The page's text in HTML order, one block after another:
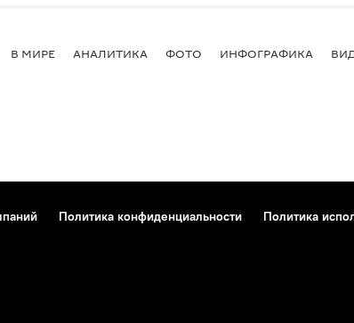
В МИРЕ АНАЛИТИКА ФОТО ИНФОГРАФИКА
Политика конфиденциальности
Политика